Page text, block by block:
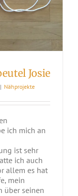
Josie
| Nähprojekte
ich mich an
ist sehr
ich auch
allem es hat
mein
über seinen